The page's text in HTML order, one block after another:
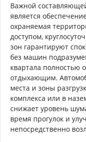
Важной
является
охраняемая
доступом,
зон гарантируют
без машин
квартала полностью
отдыхающим.
места и зоны
комплекса или в
снижает уровень
время прогулок и
непосредственно